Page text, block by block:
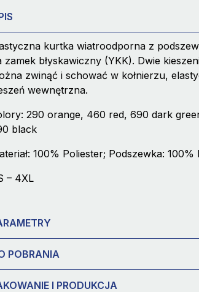
kurtka wiatroodporna z
zamek błyskawiczny (YKK). Dwie
zwinąć i schować w kołnierzu,
wewnętrzna.
290 orange, 460 red, 690 dark
black
100% Poliester; Podszewka: 100%
– 4XL
POBRANIA
I PRODUKCJA